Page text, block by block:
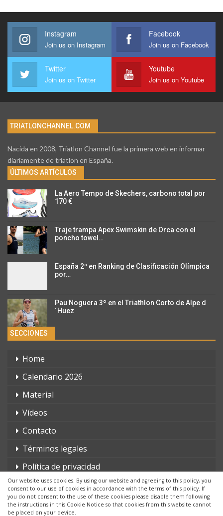
Our website uses cookies. By using our website and agreeing to this policy, you
consent to our use of cookies in accordance with the terms of this policy. If
you do not consent to the use of these cookies please disable them following
the instructions in this Cookie Notice so that cookies from this website cannot
be placed on your device.
Instagram
Join us on Instagram
Facebook
Join us on Facebook
Twitter
Join us on Twitter
Youtube
Join us on Youtube
TRIATLONCHANNEL.COM
Nacida en 2008, Triatlon Channel fue la primera web en informar
diariamente de triatlon en España.
ÚLTIMOS ARTÍCULOS
La Aero Tempo de Skechers, carbono total por
170 €
Traje trampa Apex Swimskin de Orca con el
poncho towel…
España 2ª en Ranking de Clasificación Olímpica
por…
Pau Noguera 3º en el Triathlon Corto de Alpe d
´Huez
SECCIONES
Home
Calendario 2026
Material
Vídeos
Contacto
Términos legales
Política de privacidad
© 2026 - triatlonchannel.com. Todos los derechos reservados.